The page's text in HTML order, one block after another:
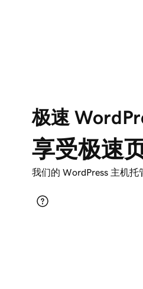
极速
享受极速
我们的 WordPress 主机托